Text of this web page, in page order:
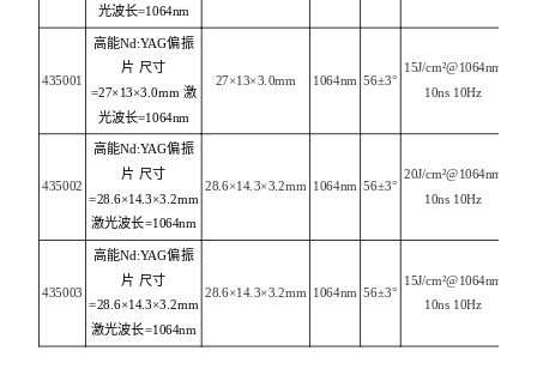
光波长=1064nm
435001
高能Nd:YAG偏振
片 尺寸
=27×13×3.0mm 激
光波长=1064nm
27×13×3.0mm 1064nm 56±3°
15J/cm²@1064nm
10ns 10Hz
435002
高能Nd:YAG偏振
片 尺寸
=28.6×14.3×3.2mm
激光波长=1064nm
28.6×14.3×3.2mm 1064nm 56±3°
20J/cm²@1064nm
10ns 10Hz
435003
高能Nd:YAG偏振
片 尺寸
=28.6×14.3×3.2mm
激光波长=1064nm
28.6×14.3×3.2mm 1064nm 56±3°
15J/cm²@1064nm
10ns 10Hz